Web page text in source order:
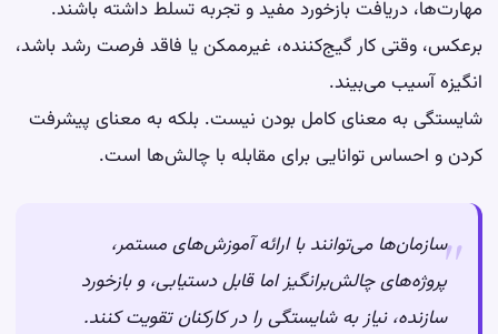
مهارت‌ها، دریافت بازخورد مفید و تجربه تسلط داشته باشند.
برعکس، وقتی کار گیج‌کننده، غیرممکن یا فاقد فرصت رشد باشد،
انگیزه آسیب می‌بیند.
شایستگی به معنای کامل بودن نیست. بلکه به معنای پیشرفت
کردن و احساس توانایی برای مقابله با چالش‌ها است.
سازمان‌ها می‌توانند با ارائه آموزش‌های مستمر،
پروژه‌های چالش‌برانگیز اما قابل دستیابی، و بازخورد
سازنده، نیاز به شایستگی را در کارکنان تقویت کنند.